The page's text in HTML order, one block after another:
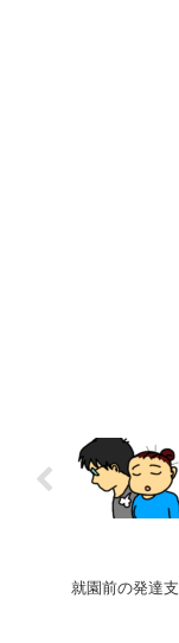
就園前の発達